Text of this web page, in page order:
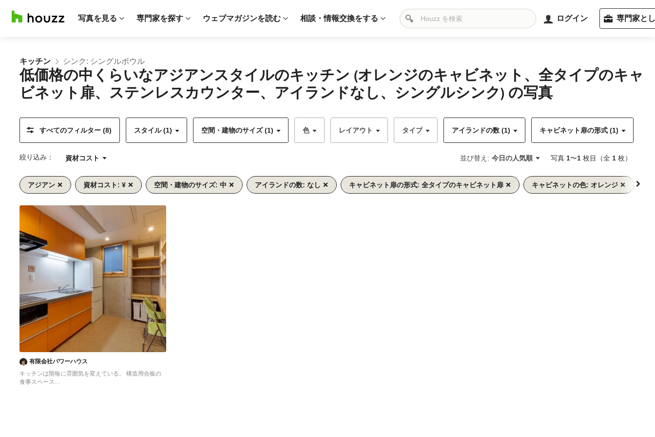
写真を見る 専門家を探す ウェブマガジンを読む 相談・情報交換をする ログイン 専門家と
キッチン シンク: シングルボウル
低価格の中くらいなアジアンスタイルのキッチン (オレンジのキャビネット、全タイプのキャ
ビネット扉、ステンレスカウンター、アイランドなし、シングルシンク) の写真
すべてのフィルター (8) スタイル (1) 空間・建物のサイズ (1) 色 レイアウト タイプ アイランドの数 (1) キャビネット扉の形式 (1)
絞り込み： 資材コスト 並び替え: 今日の人気順 写真 1〜1 枚目（全 1 枚）
アジアン 資材コスト: ¥ 空間・建物のサイズ: 中 アイランドの数: なし キャビネット扉の形式: 全タイプのキャビネット扉 キャビネットの色: オレンジ
へ
へ
有限会社パワーハウス
キッチンは階毎に雰囲気を変えている。 構造用合板の
食事スペース